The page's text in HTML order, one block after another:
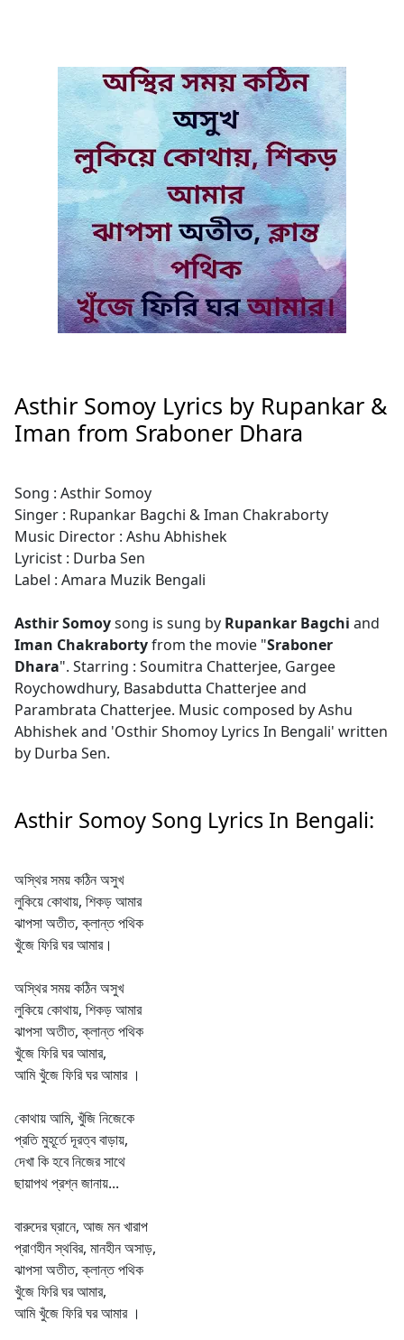
Asthir Somoy Lyrics by Rupankar &
Iman from Sraboner Dhara
Song : Asthir Somoy
Singer : Rupankar Bagchi & Iman Chakraborty
Music Director : Ashu Abhishek
Lyricist : Durba Sen
Label : Amara Muzik Bengali
Asthir Somoysong is sung by Rupankar Bagchi and
Iman Chakrabortyfrom the movie "Sraboner
Dhara". Starring : Soumitra Chatterjee, Gargee
Roychowdhury, Basabdutta Chatterjee and
Parambrata Chatterjee. Music composed by Ashu
Abhishek and 'Osthir Shomoy Lyrics In Bengali' written
by Durba Sen.
Asthir Somoy Song Lyrics In Bengali:
অস্থির সময় কঠিন অসুখ
লুকিয়ে কোথায়, শিকড় আমার
ঝাপসা অতীত, ক্লান্ত পথিক
খুঁজে ফিরি ঘর আমার।
অস্থির সময় কঠিন অসুখ
লুকিয়ে কোথায়, শিকড় আমার
ঝাপসা অতীত, ক্লান্ত পথিক
খুঁজে ফিরি ঘর আমার,
আমি খুঁজে ফিরি ঘর আমার ।
কোথায় আমি, খুঁজি নিজেকে
প্রতি মুহূর্তে দূরত্ব বাড়ায়,
দেখা কি হবে নিজের সাথে
ছায়াপথ প্রশ্ন জানায়...
বারুদের ঘ্রানে, আজ মন খারাপ
প্রাণহীন স্থবির, মানহীন অসাড়,
ঝাপসা অতীত, ক্লান্ত পথিক
খুঁজে ফিরি ঘর আমার,
আমি খুঁজে ফিরি ঘর আমার ।